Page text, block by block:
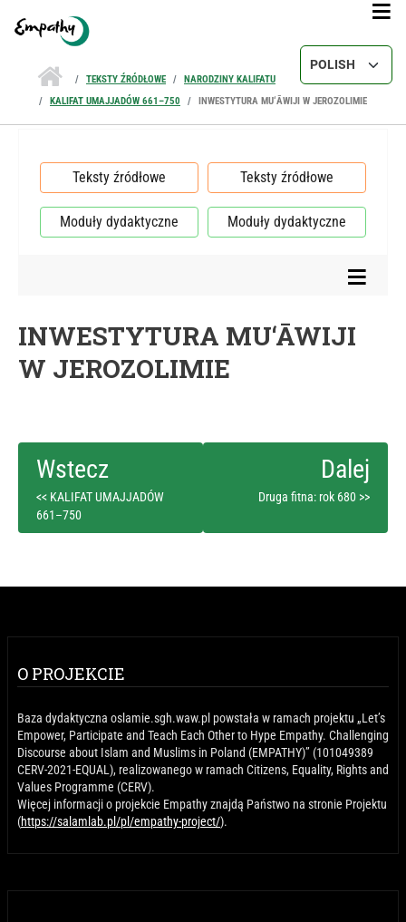
Select your
TEKSTY ŹRÓDŁOWE
NARODZINY KALIFATU
KALIFAT UMAJJADÓW 661–750
INWESTYTURA MU‘ĀWIJI W JEROZOLIMIE
INWESTYTURA MU‘ĀWIJI
W JEROZOLIMIE
<< KALIFAT UMAJJADÓW
661–750
Druga fitna: rok 680 >>
Teksty źródłowe Teksty źródłowe
Moduły dydaktyczne Moduły dydaktyczne
O PROJEKCIE
Baza dydaktyczna oslamie.sgh.waw.pl powstała w ramach projektu „Let’s
Empower, Participate and Teach Each Other to Hype Empathy. Challenging
Discourse about Islam and Muslims in Poland (EMPATHY)” (101049389
CERV-2021-EQUAL), realizowanego w ramach Citizens, Equality, Rights and
Values Programme (CERV).
Więcej informacji o projekcie Empathy znajdą Państwo na stronie Projektu
(https://salamlab.pl/pl/empathy-project/).